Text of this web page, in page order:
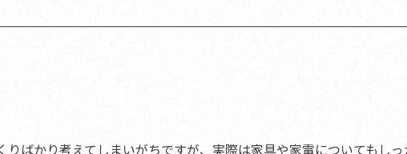
りばかり考えてしまいがちですが、実際は家具や家電についてもしっ